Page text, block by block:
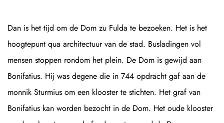
Dan is het tijd om de Dom zu Fulda te bezoeken. Het is het
hoogtepunt qua architectuur van de stad. Busladingen vol
mensen stoppen rondom het plein. De Dom is gewijd aan
Bonifatius. Hij was degene die in 744 opdracht gaf aan de
monnik Sturmius om een klooster te stichten. Het graf van
Bonifatius kan worden bezocht in de Dom. Het oude klooster